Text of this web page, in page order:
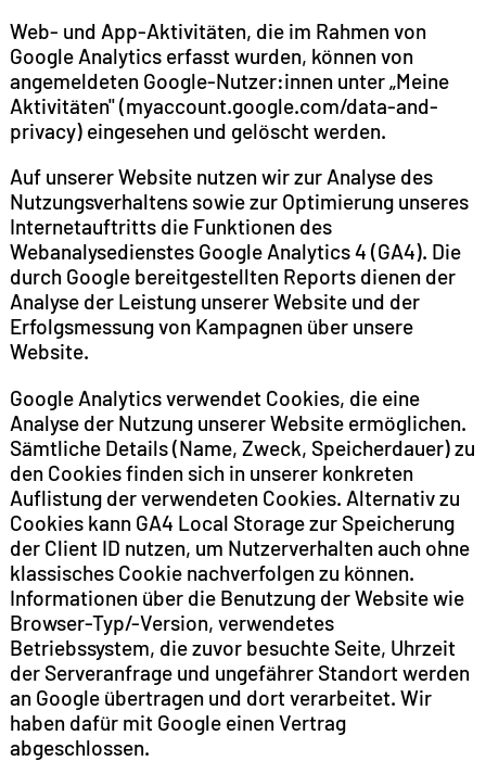
Web- und App-Aktivitäten, die im Rahmen von
Google Analytics erfasst wurden, können von
angemeldeten Google-Nutzer:innen unter „Meine
Aktivitäten" (myaccount.google.com/data-and-
privacy) eingesehen und gelöscht werden.
Auf unserer Website nutzen wir zur Analyse des
Nutzungsverhaltens sowie zur Optimierung unseres
Internetauftritts die Funktionen des
Webanalysedienstes Google Analytics 4 (GA4). Die
durch Google bereitgestellten Reports dienen der
Analyse der Leistung unserer Website und der
Erfolgsmessung von Kampagnen über unsere
Website.
Google Analytics verwendet Cookies, die eine
Analyse der Nutzung unserer Website ermöglichen.
Sämtliche Details (Name, Zweck, Speicherdauer) zu
den Cookies finden sich in unserer konkreten
Auflistung der verwendeten Cookies. Alternativ zu
Cookies kann GA4 Local Storage zur Speicherung
der Client ID nutzen, um Nutzerverhalten auch ohne
klassisches Cookie nachverfolgen zu können.
Informationen über die Benutzung der Website wie
Browser-Typ/-Version, verwendetes
Betriebssystem, die zuvor besuchte Seite, Uhrzeit
der Serveranfrage und ungefährer Standort werden
an Google übertragen und dort verarbeitet. Wir
haben dafür mit Google einen Vertrag
abgeschlossen.